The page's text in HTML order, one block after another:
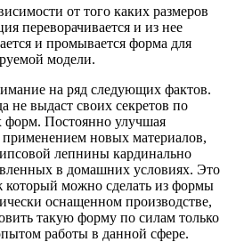
от того каких размеров
переворачивается и из нее
и промывается форма для
модели.
на ряд следующих фактов.
не выдаст своих секретов по
форм. Постоянно улучшая
применением новых материалов,
лепнины кардинально
в домашних условиях. Это
который можно сделать из формы
оснащенном производстве,
такую форму по силам только
работы в данной сфере.